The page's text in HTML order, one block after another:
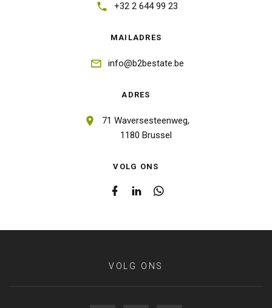
+32 2 644 99 23
MAILADRES
info@b2bestate.be
ADRES
71 Waversesteenweg,
1180 Brussel
VOLG ONS
VOLG ONS